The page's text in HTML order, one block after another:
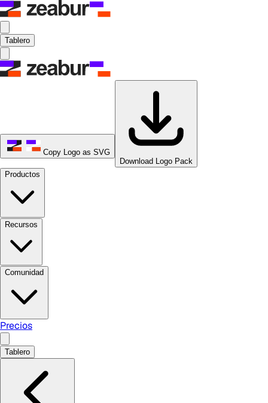
Tablero
Copy Logo as SVG
Download Logo Pack
Productos
Recursos
Comunidad
Precios
Tablero